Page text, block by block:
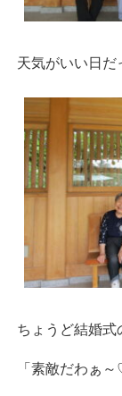
天気がいい日だ
ちょうど結婚
「素敵だわぁ